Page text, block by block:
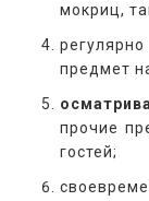
мокриц,
регулярно
предмет
прочие
гостей;